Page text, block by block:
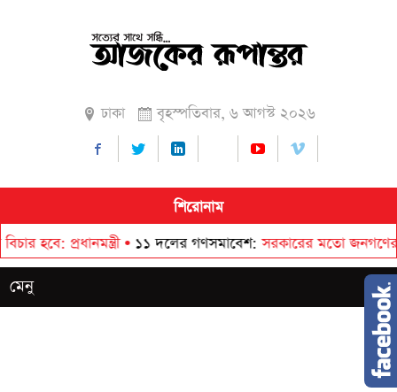
ঢাকা বৃহস্পতিবার, ৬ আগস্ট ২০২৬
শিরোনাম
প্রধানমন্ত্রী•১১ দলের গণসমাবেশ সরকারের মতো জনগণের সঙ্গে
মেনু